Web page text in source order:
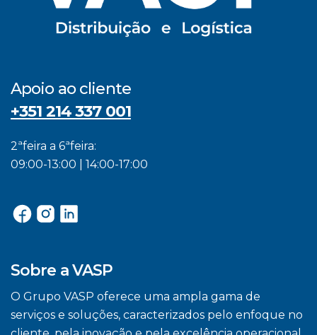
Apoio ao cliente
+351 214 337 001
2ªfeira a 6ªfeira:
09:00-13:00 | 14:00-17:00
Sobre a VASP
O Grupo VASP oferece uma ampla gama de
serviços e soluções, caracterizados pelo enfoque no